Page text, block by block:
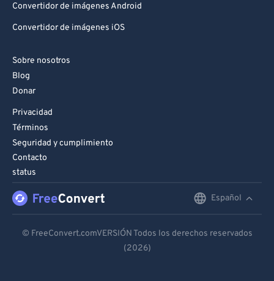
Convertidor de imágenes Android
Convertidor de imágenes iOS
Sobre nosotros
Blog
Donar
Privacidad
Términos
Seguridad y cumplimiento
Contacto
status
Español
Español
© FreeConvert.comVERSIÓN Todos los derechos reservados
(2026)